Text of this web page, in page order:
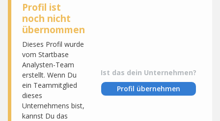
Profil ist
noch nicht
übernommen
Dieses Profil wurde
vom Startbase
Analysten-Team
erstellt. Wenn Du
ein Teammitglied
dieses
Unternehmens bist,
kannst Du das
Ist das dein Unternehmen?
Profil übernehmen